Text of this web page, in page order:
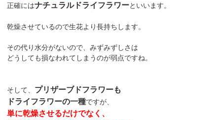
正確にはナチュラルドライフラワーといいます。
乾燥させているので生花より長持ちします。
その代り水分がないので、みずみずしさは
どうしても損なわれてしまうのが弱点ですね。
そして、 プリザーブドフラワーも
ドライフラワーの一種ですが、
単に乾燥させるだけでなく、